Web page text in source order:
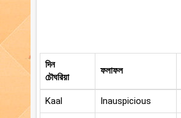
দিন
চৌঘরিয়া
ফলাফল
Kaal Inauspicious